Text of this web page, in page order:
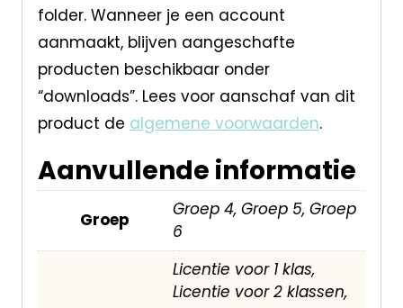
folder. Wanneer je een account
aanmaakt, blijven aangeschafte
producten beschikbaar onder
“downloads”. Lees voor aanschaf van dit
product de algemene voorwaarden.
Aanvullende informatie
Groep
Groep 4, Groep 5, Groep
6
Licentie voor 1 klas,
Licentie voor 2 klassen,